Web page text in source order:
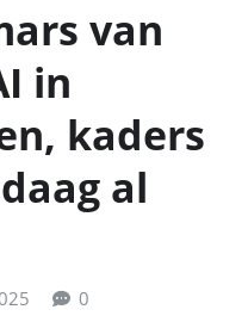
van
in
kaders
al
0